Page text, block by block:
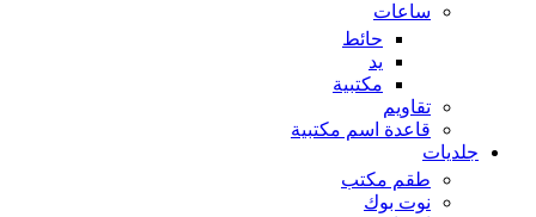
ساعات
حائط
يد
مكتبية
تقاويم
قاعدة اسم مكتبية
جلديات
طقم مكتب
نوت بوك